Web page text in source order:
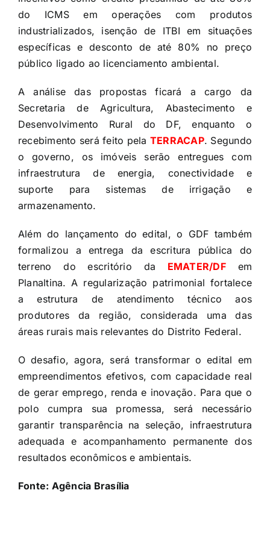
do ICMS em operações com produtos
industrializados, isenção de ITBI em situações
específicas e desconto de até 80% no preço
público ligado ao licenciamento ambiental.
A análise das propostas ficará a cargo da
Secretaria de Agricultura, Abastecimento e
Desenvolvimento Rural do DF, enquanto o
recebimento será feito pela TERRACAP. Segundo
o governo, os imóveis serão entregues com
infraestrutura de energia, conectividade e
suporte para sistemas de irrigação e
armazenamento.
Além do lançamento do edital, o GDF também
formalizou a entrega da escritura pública do
terreno do escritório da EMATER/DFem
Planaltina. A regularização patrimonial fortalece
a estrutura de atendimento técnico aos
produtores da região, considerada uma das
áreas rurais mais relevantes do Distrito Federal.
O desafio, agora, será transformar o edital em
empreendimentos efetivos, com capacidade real
de gerar emprego, renda e inovação. Para que o
polo cumpra sua promessa, será necessário
garantir transparência na seleção, infraestrutura
adequada e acompanhamento permanente dos
resultados econômicos e ambientais.
Fonte: Agência Brasília